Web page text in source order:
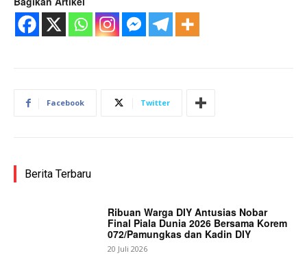
Facebook Twitter
Berita Terbaru
Ribuan Warga DIY Antusias Nobar
Final Piala Dunia 2026 Bersama Korem
072/Pamungkas dan Kadin DIY
20 Juli 2026